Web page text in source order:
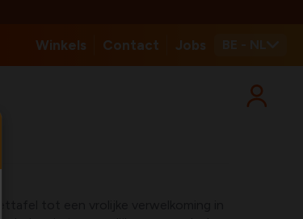
Winkels Contact Jobs
tot een vrolijke verwelkoming in